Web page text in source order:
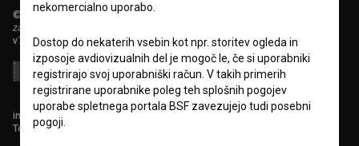
© 2018-2026, Filmoteka,
zavod za širjenje filmske kulture
v7.151.0
info@filmoteka.si
Tehnična pomoč: podpora@bsf.si
nekomercialno uporabo.
Dostop do nekaterih vsebin kot npr. storitev ogleda in
izposoje avdiovizualnih del je mogoč le, če si uporabniki
registrirajo svoj uporabniški račun. V takih primerih
registrirane uporabnike poleg teh splošnih pogojev
uporabe spletnega portala BSF zavezujejo tudi posebni
pogoji.